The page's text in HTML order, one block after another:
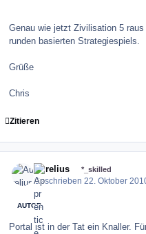
Genau wie jetzt Zivilisation 5
runden basierten Strategiespiels.
Grüße
Chris
Zitieren
Aurelius *_skilled
Geschrieben22. Oktober
AUTOR
Portal ist in der Tat ein Knaller.